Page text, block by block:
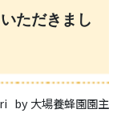
ただきまし
by 大場養蜂園園主